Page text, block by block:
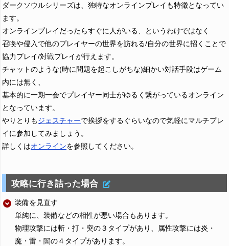
ダークソウルシリーズは、独特なオンラインプレイも特徴となってい
ます。
オンラインプレイだったらすぐに人がいる、というわけではなく
召喚や侵入で他のプレイヤーの世界を訪れる/自分の世界に招くことで
協力プレイ/対戦プレイが行えます。
チャットのような(時に問題を起こしがちな)細かい対話手段はゲーム
内には無く、
基本的に一期一会でプレイヤー同士がゆるく繋がっているオンライン
となっています。
やりとりもジェスチャーで挨拶をするぐらいなので気軽にマルチプレ
イに参加してみましょう。
詳しくはオンラインを参照してください。
攻略に行き詰った場合
装備を見直す
単純に、装備などの相性が悪い場合もあります。
物理攻撃には斬・打・突の３タイプがあり、属性攻撃には炎・
魔・雷・闇の４タイプがあります。